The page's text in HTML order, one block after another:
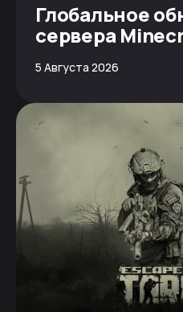
Глобальное
сервера
5 Августа 2026